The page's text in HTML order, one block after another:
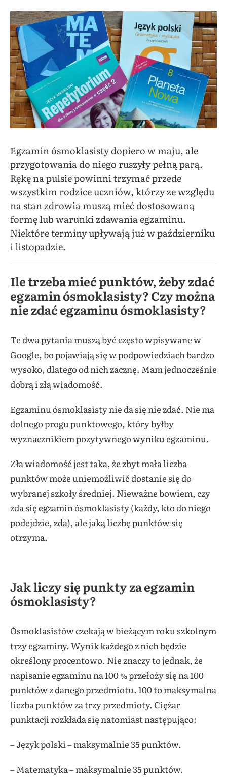
Egzamin ósmoklasisty dopiero w maju, ale
przygotowania do niego ruszyły pełną parą.
Rękę na pulsie powinni trzymać przede
wszystkim rodzice uczniów, którzy ze względu
na stan zdrowia muszą mieć dostosowaną
formę lub warunki zdawania egzaminu.
Niektóre terminy upływają już w październiku
i listopadzie.
Ile trzeba mieć punktów, żeby zdać
egzamin ósmoklasisty? Czy można
nie zdać egzaminu ósmoklasisty?
Te dwa pytania muszą być często wpisywane w
Google, bo pojawiają się w podpowiedziach bardzo
wysoko, dlatego od nich zacznę. Mam jednocześnie
dobrą i złą wiadomość.
Egzaminu ósmoklasisty nie da się nie zdać. Nie ma
dolnego progu punktowego, który byłby
wyznacznikiem pozytywnego wyniku egzaminu.
Zła wiadomość jest taka, że zbyt mała liczba
punktów może uniemożliwić dostanie się do
wybranej szkoły średniej. Nieważne bowiem, czy
zda się egzamin ósmoklasisty (każdy, kto do niego
podejdzie, zda), ale jaką liczbę punktów się
otrzyma.
Jak liczy się punkty za egzamin
ósmoklasisty?
Ósmoklasistów czekają w bieżącym roku szkolnym
trzy egzaminy. Wynik każdego z nich będzie
określony procentowo. Nie znaczy to jednak, że
napisanie egzaminu na 100 % przełoży się na 100
punktów z danego przedmiotu. 100 to maksymalna
liczba punktów za trzy przedmioty. Ciężar
punktacji rozkłada się natomiast następująco:
– Język polski – maksymalnie 35 punktów.
– Matematyka – maksymalnie 35 punktów.